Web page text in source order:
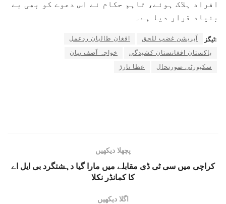
افراد ہلاک ہوئے، تاہم حکام نے اس دعوے کو بھی بے
بنیاد قرار دیا ہے۔
ٹیگز: آپریشن غضب للحق
افغان طالبان ردعمل
پاکستان افغانستان کشیدگی
خواجہ آصف بیان
سکیورٹی صورتحال
عطا تارڑ
پچھلا دیکھیں
کراچی میں سی ٹی ڈی مقابلے میں مارا گیا دہشتگرد بی ایل اے
کا کمانڈر نکلا
اگلا دیکھیں